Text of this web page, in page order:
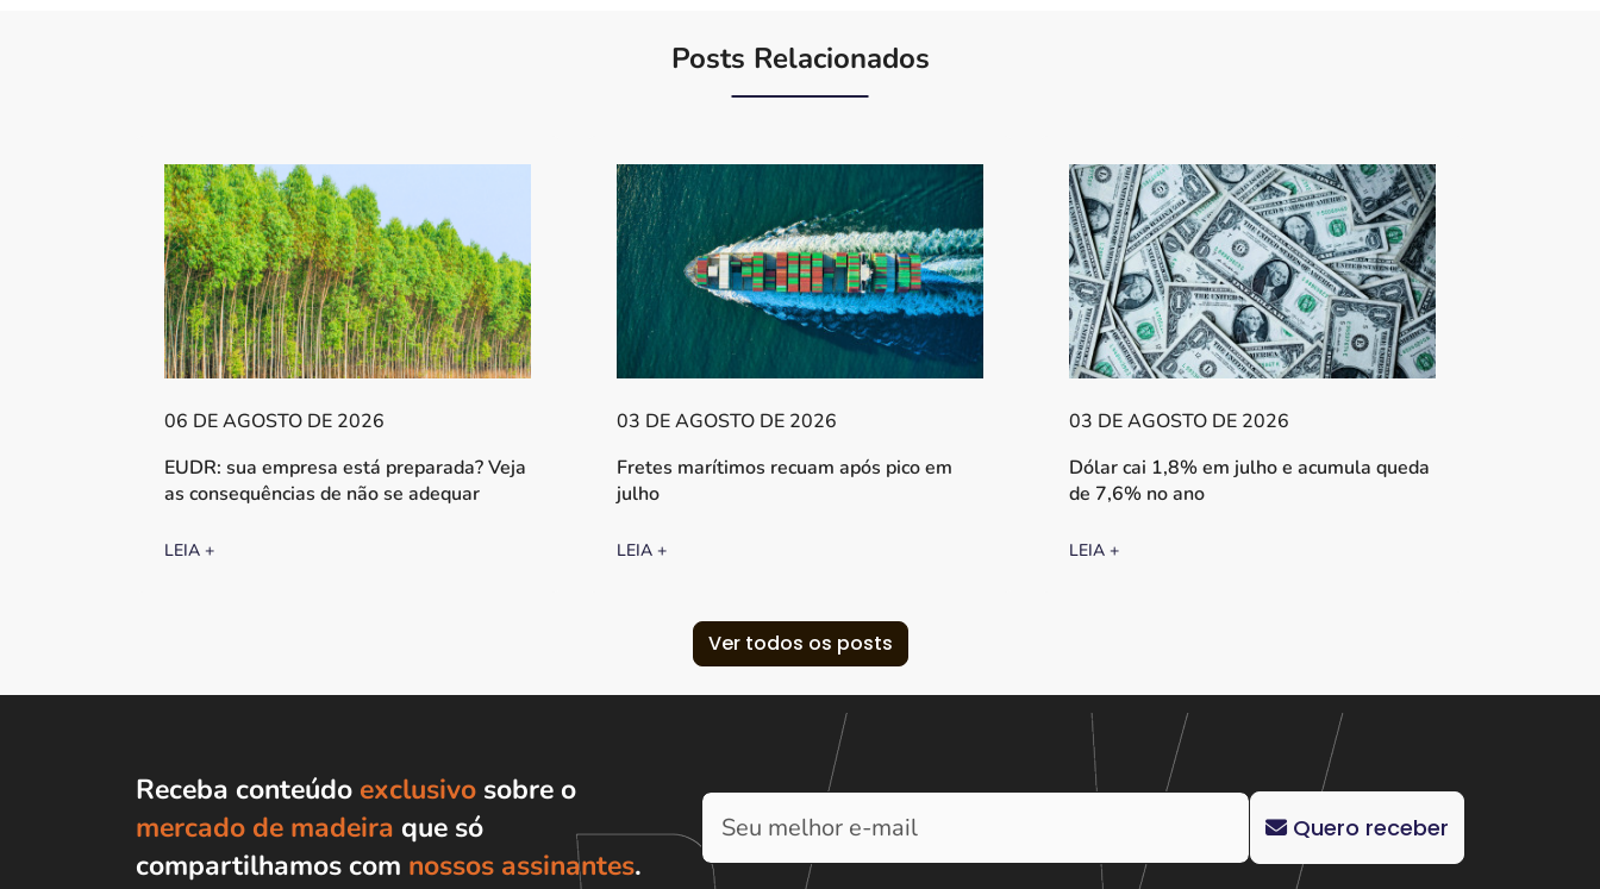
Posts Relacionados
06 DE AGOSTO DE 2026
EUDR: sua empresa está preparada? Veja
as consequências de não se adequar
LEIA +
03 DE AGOSTO DE 2026
Fretes marítimos recuam após pico em
julho
LEIA +
03 DE AGOSTO DE 2026
Dólar cai 1,8% em julho e acumula queda
de 7,6% no ano
LEIA +
Ver todos os posts
Receba conteúdo exclusivo sobre o
mercado de madeira que só
compartilhamos com nossos assinantes.
Quero receber